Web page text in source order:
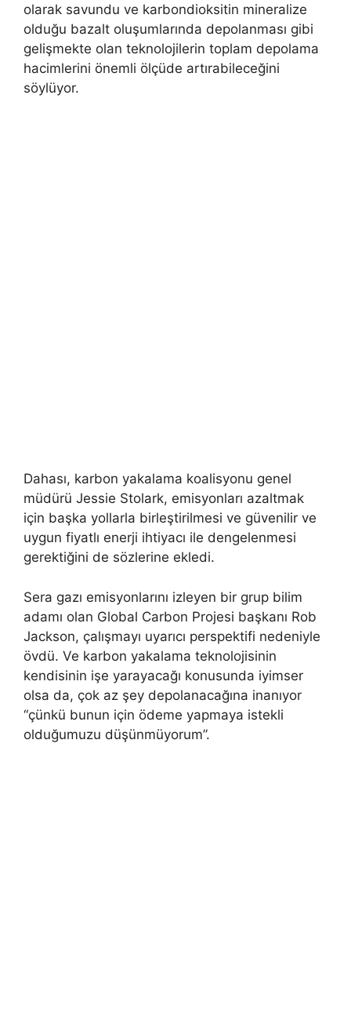
olarak savundu ve karbondioksitin mineralize
olduğu bazalt oluşumlarında depolanması gibi
gelişmekte olan teknolojilerin toplam depolama
hacimlerini önemli ölçüde artırabileceğini
söylüyor.
Dahası, karbon yakalama koalisyonu genel
müdürü Jessie Stolark, emisyonları azaltmak
için başka yollarla birleştirilmesi ve güvenilir ve
uygun fiyatlı enerji ihtiyacı ile dengelenmesi
gerektiğini de sözlerine ekledi.
Sera gazı emisyonlarını izleyen bir grup bilim
adamı olan Global Carbon Projesi başkanı Rob
Jackson, çalışmayı uyarıcı perspektifi nedeniyle
övdü. Ve karbon yakalama teknolojisinin
kendisinin işe yarayacağı konusunda iyimser
olsa da, çok az şey depolanacağına inanıyor
“çünkü bunun için ödeme yapmaya istekli
olduğumuzu düşünmüyorum”.